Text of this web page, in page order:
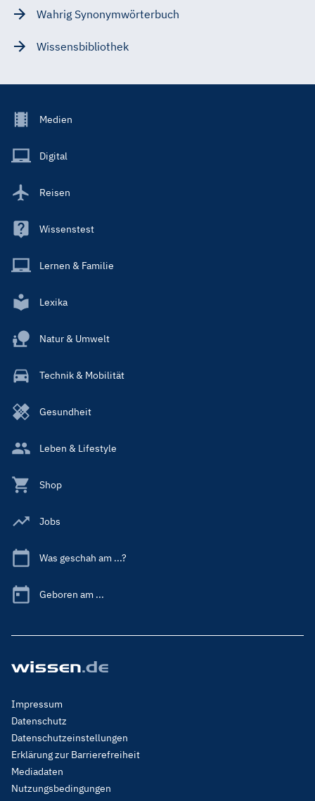
Wahrig Synonymwörterbuch
Wissensbibliothek
Footer
Main
Medien
Digital
Reisen
Wissenstest
Lernen & Familie
Lexika
Natur & Umwelt
Technik & Mobilität
Gesundheit
Leben & Lifestyle
Shop
Jobs
Was geschah am ...?
Geboren am ...
Footer
Menu
Legal
Impressum
Datenschutz
Datenschutzeinstellungen
Erklärung zur Barrierefreiheit
Mediadaten
Nutzungsbedingungen